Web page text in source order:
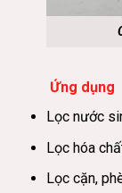
Ứng dụng
Lọc nước
Lọc hóa
Lọc cặn,